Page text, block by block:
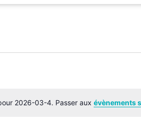
Notice
2026-03-4. Passer aux évènements